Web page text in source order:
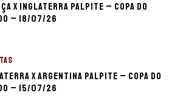
x Inglaterra palpite – Copa do
– 18/07/26
x Argentina palpite – Copa do
– 15/07/26